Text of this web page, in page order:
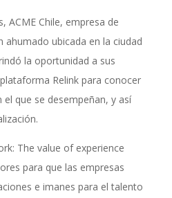
ACME Chile, empresa de
ubicada en la ciudad
la oportunidad a sus
Relink para conocer
que se desempeñan, y así
The value of experience
para que las empresas
e imanes para el talento